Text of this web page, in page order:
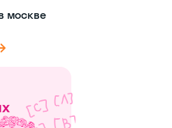
москве